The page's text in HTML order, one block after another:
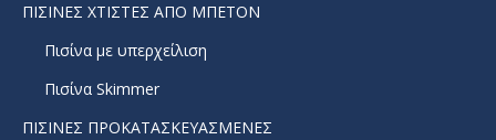
new
window
new
window
ΠΙΣΙΝΕΣ ΧΤΙΣΤΕΣ ΑΠΟ ΜΠΕΤΟΝ
Πισίνα με υπερχείλιση
Πισίνα Skimmer
ΠΙΣΙΝΕΣ ΠΡΟΚΑΤΑΣΚΕΥΑΣΜΕΝΕΣ